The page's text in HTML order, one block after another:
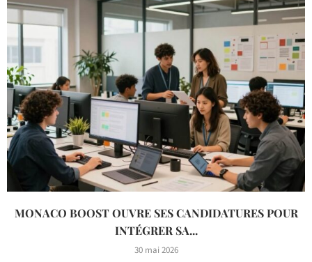
MONACO BOOST OUVRE SES CANDIDATURES POUR
INTÉGRER SA...
30 mai 2026